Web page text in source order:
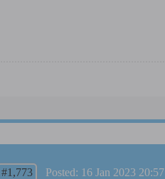
#1,773 Posted: 16 Jan 2023 20:57